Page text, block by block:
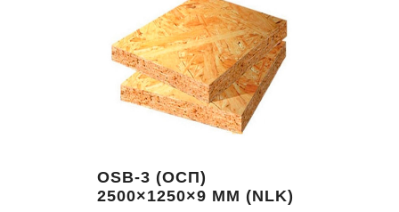
OSB-3 (ОСП)
2500×1250×9 ММ (NLK)